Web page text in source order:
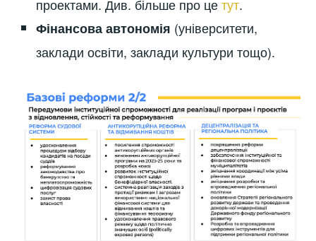
проектами. Див. більше про цетут.
Фінансова автономія (університети,
заклади освіти, заклади культури тощо).